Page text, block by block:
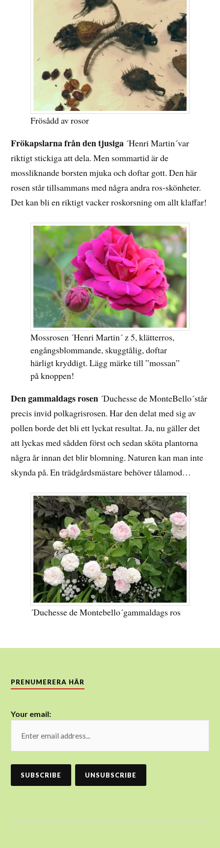
Frösådd av rosor
Frökapslarna från den tjusiga ´Henri Martin´var
riktigt stickiga att dela. Men sommartid är de
mossliknande borsten mjuka och doftar gott. Den här
rosen står tillsammans med några andra ros-skönheter.
Det kan bli en riktigt vacker roskorsning om allt klaffar!
Mossrosen ´Henri Martin´ z 5, klätterros,
engångsblommande, skuggtålig, doftar
härligt kryddigt. Lägg märke till ”mossan”
på knoppen!
Den gammaldags rosen ´Duchesse de MonteBello´står
precis invid polkagrisrosen. Har den delat med sig av
pollen borde det bli ett lyckat resultat. Ja, nu gäller det
att lyckas med sådden först och sedan sköta plantorna
några år innan det blir blomning. Naturen kan man inte
skynda på. En trädgårdsmästare behöver tålamod…
´Duchesse de Montebello´gammaldags ros
PRENUMERERA HÄR
Your email: